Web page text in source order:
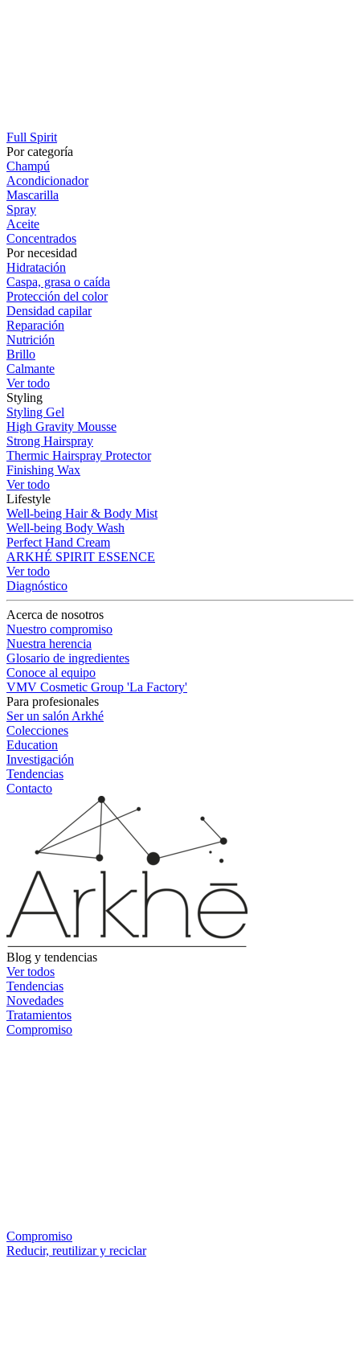
Full Spirit
Por categoría
Champú
Acondicionador
Mascarilla
Spray
Aceite
Concentrados
Por necesidad
Hidratación
Caspa, grasa o caída
Protección del color
Densidad capilar
Reparación
Nutrición
Brillo
Calmante
Ver todo
Styling
Styling Gel
High Gravity Mousse
Strong Hairspray
Thermic Hairspray Protector
Finishing Wax
Ver todo
Lifestyle
Well-being Hair & Body Mist
Well-being Body Wash
Perfect Hand Cream
ARKHÉ SPIRIT ESSENCE
Ver todo
Diagnóstico
Acerca de nosotros
Nuestro compromiso
Nuestra herencia
Glosario de ingredientes
Conoce al equipo
VMV Cosmetic Group 'La Factory'
Para profesionales
Ser un salón Arkhé
Colecciones
Education
Investigación
Tendencias
Contacto
Blog y tendencias
Ver todos
Tendencias
Novedades
Tratamientos
Compromiso
Compromiso
Reducir, reutilizar y reciclar